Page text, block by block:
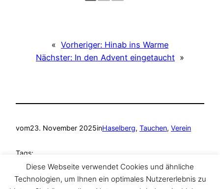
« Vorheriger: Hinab ins Warme
Nächster: In den Advent eingetaucht »
vom23. November 2025inHaselberg, Tauchen, Verein
Tags:
Ammelshain, Haselberg , Tauchen, TAZA Tauchclub
Diese Webseite verwendet Cookies und ähnliche
Technologien, um Ihnen ein optimales Nutzererlebnis zu